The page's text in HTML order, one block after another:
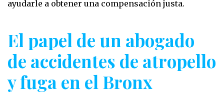
ayudarle a obtener una compensación justa.
El papel de un abogado
de accidentes de atropello
y fuga en el Bronx